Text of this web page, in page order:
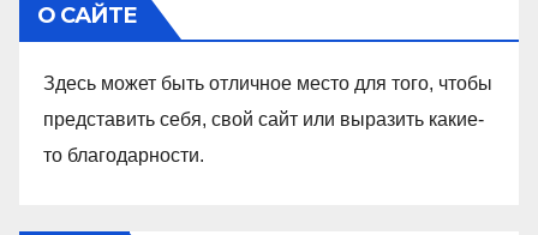
О САЙТЕ
Здесь может быть отличное место для того, чтобы
представить себя, свой сайт или выразить какие-
то благодарности.